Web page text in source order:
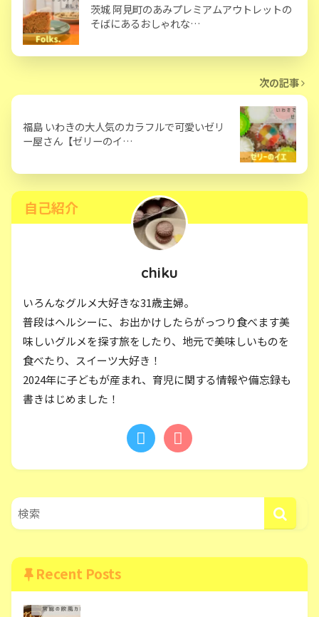
茨城 阿見町のあみプレミアムアウトレットの
そばにあるおしゃれな…
次の記事
福島 いわきの大人気のカラフルで可愛いゼリ
ー屋さん【ゼリーのイ…
自己紹介
chiku
いろんなグルメ大好きな31歳主婦。
普段はヘルシーに、お出かけしたらがっつり食べます美
味しいグルメを探す旅をしたり、地元で美味しいものを
食べたり、スイーツ大好き！
2024年に子どもが産まれ、育児に関する情報や備忘録も
書きはじめました！
Recent Posts